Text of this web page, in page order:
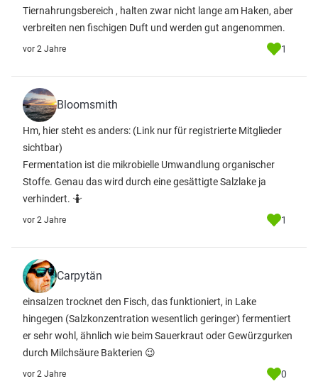
Tiernahrungsbereich , halten zwar nicht lange am Haken, aber
verbreiten nen fischigen Duft und werden gut angenommen.
vor 2 Jahre 1
Bloomsmith
Hm, hier steht es anders: (Link nur für registrierte Mitglieder
sichtbar)
Fermentation ist die mikrobielle Umwandlung organischer
Stoffe. Genau das wird durch eine gesättigte Salzlake ja
verhindert. 🤷
vor 2 Jahre 1
Carpytän
einsalzen trocknet den Fisch, das funktioniert, in Lake
hingegen (Salzkonzentration wesentlich geringer) fermentiert
er sehr wohl, ähnlich wie beim Sauerkraut oder Gewürzgurken
durch Milchsäure Bakterien 😉
vor 2 Jahre 0